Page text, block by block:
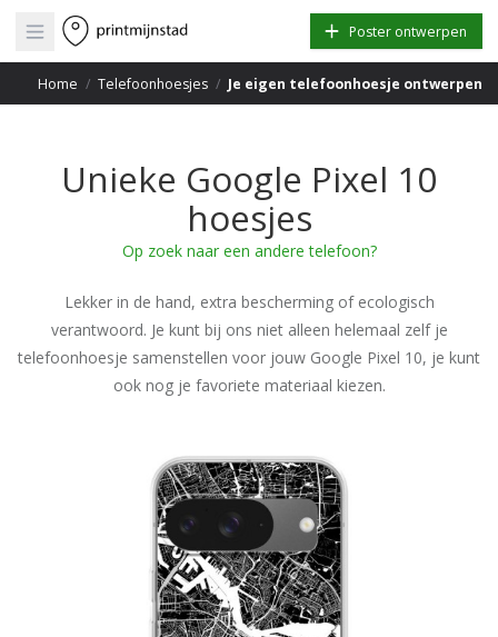
Open main menu Poster ontwerpen
Home / Telefoonhoesjes / Je eigen telefoonhoesje ontwerpen
Unieke Google Pixel 10
hoesjes
Op zoek naar een andere telefoon?
Lekker in de hand, extra bescherming of ecologisch
verantwoord. Je kunt bij ons niet alleen helemaal zelf je
telefoonhoesje samenstellen voor jouw Google Pixel 10, je kunt
ook nog je favoriete materiaal kiezen.